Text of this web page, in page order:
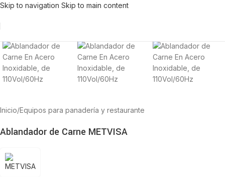
Skip to navigation Skip to main content
Inicio/Equipos para panadería y restaurante
Ablandador de Carne METVISA